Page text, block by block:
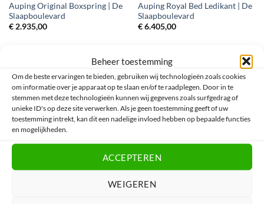
Beheer toestemming
Om de beste ervaringen te bieden, gebruiken wij technologieën zoals cookies
om informatie over je apparaat op te slaan en/of te raadplegen. Door in te
stemmen met deze technologieën kunnen wij gegevens zoals surfgedrag of
unieke ID's op deze site verwerken. Als je geen toestemming geeft of uw
toestemming intrekt, kan dit een nadelige invloed hebben op bepaalde functies
en mogelijkheden.
ACCEPTEREN
WEIGEREN
Auping Original Boxspring | De
Slaapboulevard
€2.935,00
Auping Royal Bed Ledikant | De
Slaapboulevard
€6.405,00